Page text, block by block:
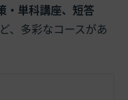
・単科講座、短答
、多彩なコースがあ